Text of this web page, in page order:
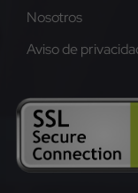
Nosotros
Aviso de